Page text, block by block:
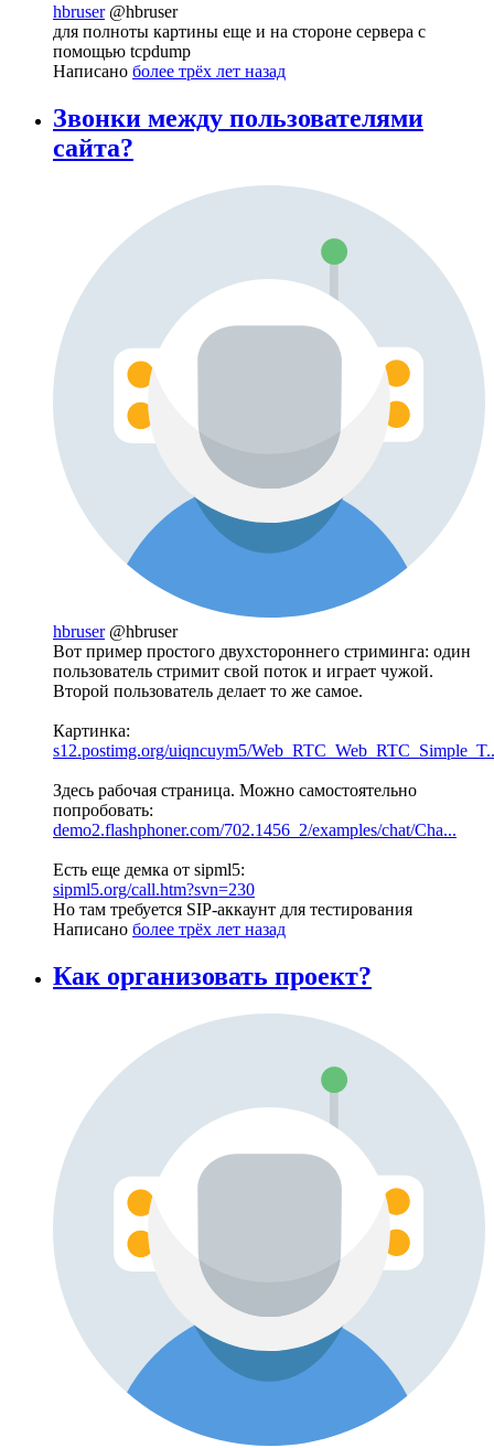
hbruser @hbruser
для полноты картины еще и на стороне сервера с
помощью tcpdump
Написано более трёх лет назад
Звонки между пользователями
сайта?
hbruser @hbruser
Вот пример простого двухстороннего стриминга: один
пользователь стримит свой поток и играет чужой.
Второй пользователь делает то же самое.
Картинка:
s12.postimg.org/uiqncuym5/
Здесь рабочая страница. Можно самостоятельно
попробовать:
demo2.flashphoner.com/702.1456_2/examples/chat/Cha...
Есть еще демка от sipml5:
sipml5.org/call.htm?svn=230
Но там требуется SIP-аккаунт для тестирования
Написано более трёх лет назад
Как организовать проект?